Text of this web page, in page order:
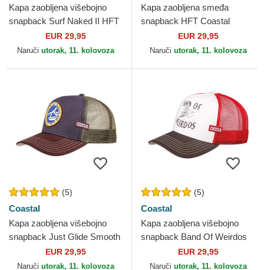
Kapa zaobljena višebojno
snapback Surf Naked II HFT
EUR 29,95
Naruči utorak, 11. kolovoza
Kapa zaobljena smeđa
snapback HFT Coastal
EUR 29,95
Naruči utorak, 11. kolovoza
(5)
Coastal
Kapa zaobljena višebojno
snapback Just Glide Smooth
And Slow HFT Coastal
EUR 29,95
Naruči utorak, 11. kolovoza
(5)
Coastal
Kapa zaobljena višebojno
snapback Band Of Weirdos
HFT CoastalEUR 29,95
Naruči utorak, 11. kolovoza